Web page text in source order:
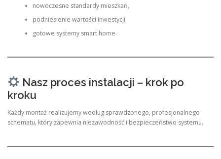
nowoczesne standardy mieszkań,
podniesienie wartości inwestycji,
gotowe systemy smart home.
Nasz proces instalacji – krok po
kroku
Każdy montaż realizujemy według sprawdzonego, profesjonalnego
schematu, który zapewnia niezawodność i bezpieczeństwo systemu.